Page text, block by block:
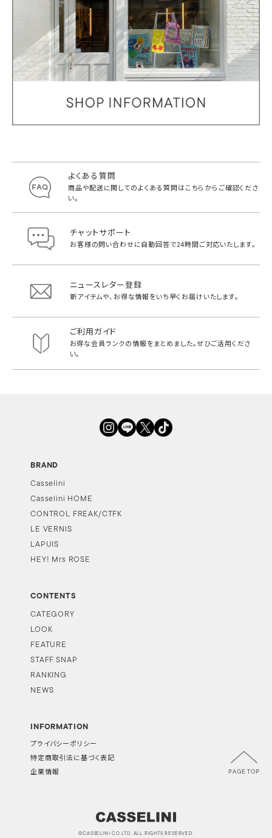
よくある質問
商品や配送に関してのよくある質問はこちらからご確認くださ
い。
チャットサポート
お客様の問い合わせに自動回答で24時間ご対応いたします。
ニュースレター登録
新アイテムや、お得な情報をいち早く お届けいたします。
ご利用ガイド
お得な会員ランクの情報をまとめました。ぜひご活用くださ
い。
BRAND
Casselini
Casselini HOME
CONTROL FREAK/CTFK
LE VERNIS
LAPUIS
HEY! Mrs ROSE
CONTENTS
CATEGORY
LOOK
FEATURE
STAFF SNAP
RANKING
NEWS
INFORMATION
プライバシーポリシー
特定商取引法に基づく表記
企業情報
©CASSELINI CO.LTD. ALL RIGHTS RESERVED.
PAGE TOP